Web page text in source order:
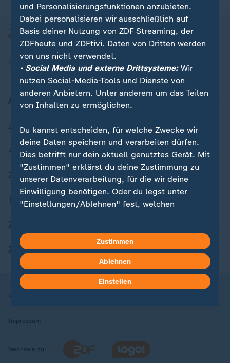
Aktuell bei ZDFheute
Zuletzt veröffentlicht
Aktuelle Sendungs-Videos
ZDFheute Stories
Themen im Überblick
ZDFheute Apps
Nutzungsbedingungen
Impressum
Wechseln zu:
und Personalisierungsfunktionen anzubieten.
Dabei personalisieren wir ausschließlich auf
Basis deiner Nutzung von ZDF Streaming, der
ZDFheute und ZDFtivi. Daten von Dritten werden
von uns nicht verwendet.
• Social Media und externe Drittsysteme:Wir
nutzen Social-Media-Tools und Dienste von
anderen Anbietern. Unter anderem um das Teilen
von Inhalten zu ermöglichen.
Du kannst entscheiden, für welche Zwecke wir
deine Daten speichern und verarbeiten dürfen.
Dies betrifft nur dein aktuell genutztes Gerät. Mit
"Zustimmen" erklärst du deine Zustimmung zu
unserer Datenverarbeitung, für die wir deine
Einwilligung benötigen. Oder du legst unter
"Einstellungen/Ablehnen" fest, welchen
kannst du jederzeit mit Wirkung für die Zukunft
in deinen Einstellungen widerrufen oder ändern.
Hier findest du das Impressum.
Weitere Informationen findest du in unserer
Zustimmen
Ablehnen
Einstellen